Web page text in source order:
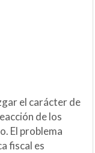
el carácter de
de los
El problema
fiscal es